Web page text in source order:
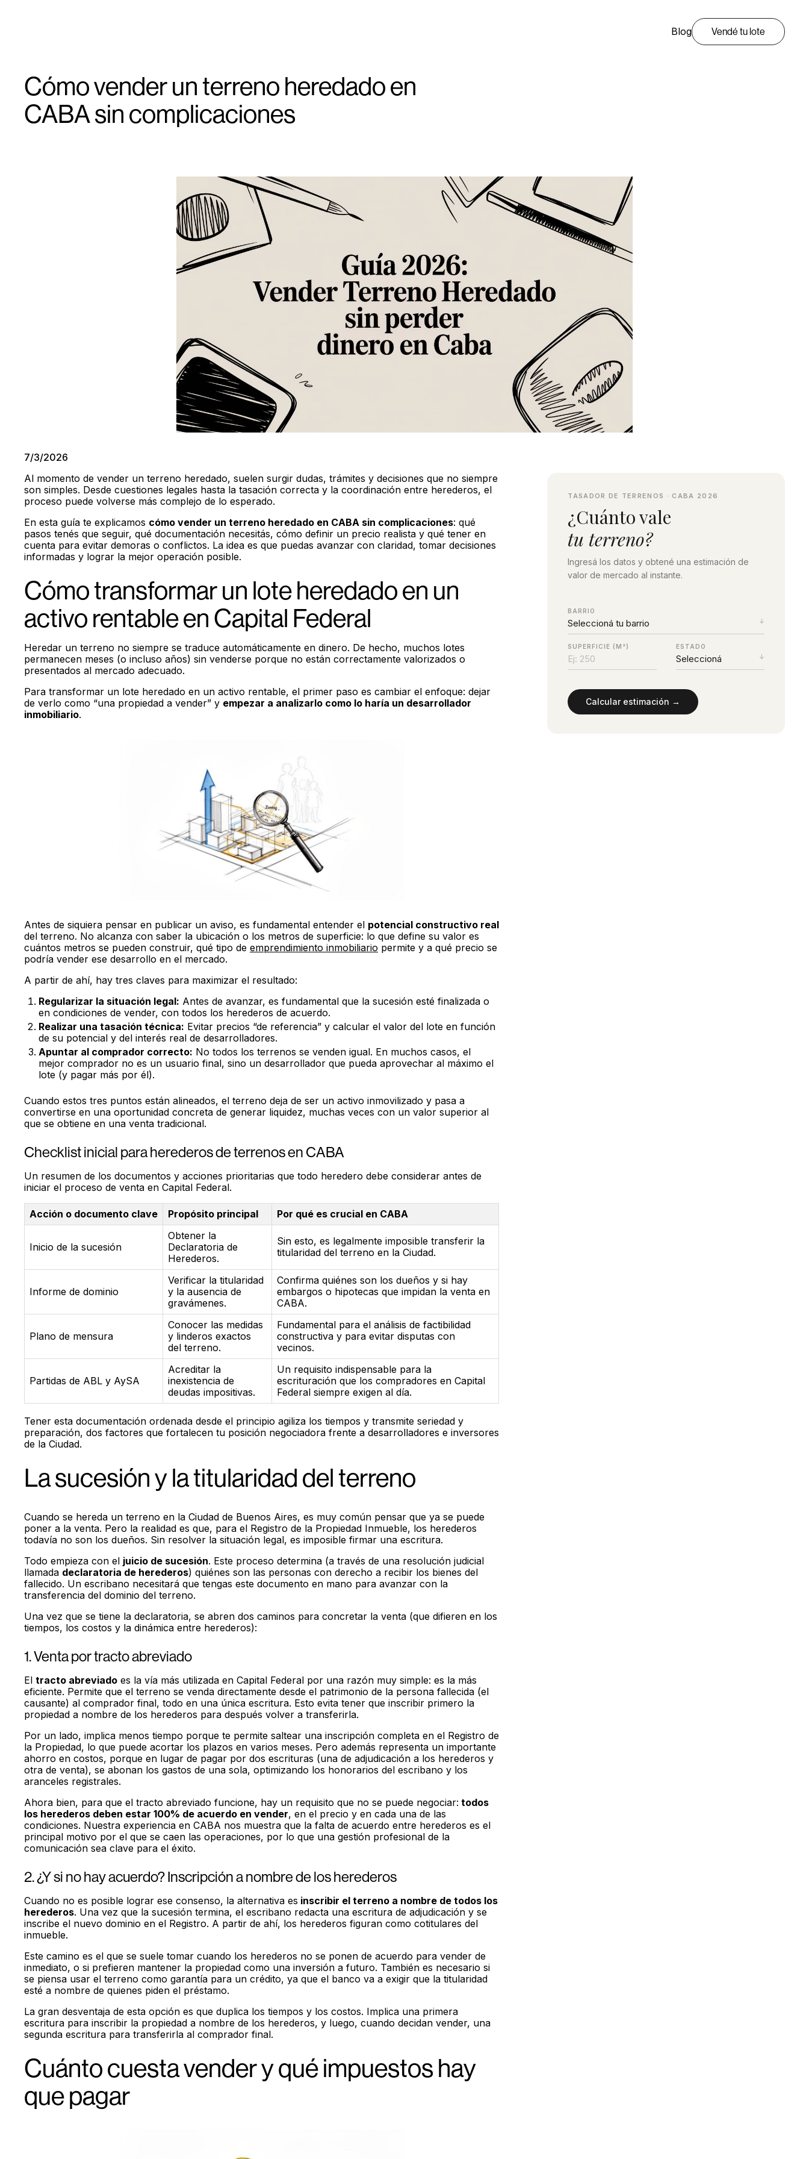
Blog Vendé tu lote
Cómo vender un terreno heredado en
CABA sin complicaciones
7/3/2026
Al momento de vender un terreno heredado, suelen surgir dudas, trámites y decisiones que no siempre
son simples. Desde cuestiones legales hasta la tasación correcta y la coordinación entre herederos, el
proceso puede volverse más complejo de lo esperado.
En esta guía te explicamos cómo vender un terreno heredado en CABA sin complicaciones: qué
pasos tenés que seguir, qué documentación necesitás, cómo definir un precio realista y qué tener en
cuenta para evitar demoras o conflictos. La idea es que puedas avanzar con claridad, tomar decisiones
informadas y lograr la mejor operación posible.
Cómo transformar un lote heredado en un
activo rentable en Capital Federal
Heredar un terreno no siempre se traduce automáticamente en dinero. De hecho, muchos lotes
permanecen meses (o incluso años) sin venderse porque no están correctamente valorizados o
presentados al mercado adecuado.
Para transformar un lote heredado en un activo rentable, el primer paso es cambiar el enfoque: dejar
de verlo como “una propiedad a vender” y empezar a analizarlo como lo haría un desarrollador
inmobiliario.
Antes de siquiera pensar en publicar un aviso, es fundamental entender el potencial constructivo real
del terreno. No alcanza con saber la ubicación o los metros de superficie: lo que define su valor es
cuántos metros se pueden construir, qué tipo de emprendimiento inmobiliario permite y a qué precio se
podría vender ese desarrollo en el mercado.
A partir de ahí, hay tres claves para maximizar el resultado:
Regularizar la situación legal: Antes de avanzar, es fundamental que la sucesión esté finalizada o
en condiciones de vender, con todos los herederos de acuerdo.
Realizar una tasación técnica: Evitar precios “de referencia” y calcular el valor del lote en función
de su potencial y del interés real de desarrolladores.
Apuntar al comprador correcto: No todos los terrenos se venden igual. En muchos casos, el
mejor comprador no es un usuario final, sino un desarrollador que pueda aprovechar al máximo el
lote (y pagar más por él).
Cuando estos tres puntos están alineados, el terreno deja de ser un activo inmovilizado y pasa a
convertirse en una oportunidad concreta de generar liquidez, muchas veces con un valor superior al
que se obtiene en una venta tradicional.
Checklist inicial para herederos de terrenos en CABA
Un resumen de los documentos y acciones prioritarias que todo heredero debe considerar antes de
iniciar el proceso de venta en Capital Federal.
Acción o documento clave Propósito principal Por qué es crucial en CABA
Inicio de la sucesión
Obtener la
Declaratoria de
Herederos.
Sin esto, es legalmente imposible transferir la
titularidad del terreno en la Ciudad.
Informe de dominio
Verificar la titularidad
y la ausencia de
gravámenes.
Confirma quiénes son los dueños y si hay
embargos o hipotecas que impidan la venta en
CABA.
Plano de mensura
Conocer las medidas
y linderos exactos
del terreno.
Fundamental para el análisis de factibilidad
constructiva y para evitar disputas con
vecinos.
Partidas de ABL y AySA
Acreditar la
inexistencia de
deudas impositivas.
Un requisito indispensable para la
escrituración que los compradores en Capital
Federal siempre exigen al día.
Tener esta documentación ordenada desde el principio agiliza los tiempos y transmite seriedad y
preparación, dos factores que fortalecen tu posición negociadora frente a desarrolladores e inversores
de la Ciudad.
La sucesión y la titularidad del terreno
Cuando se hereda un terreno en la Ciudad de Buenos Aires, es muy común pensar que ya se puede
poner a la venta. Pero la realidad es que, para el Registro de la Propiedad Inmueble, los herederos
todavía no son los dueños. Sin resolver la situación legal, es imposible firmar una escritura.
Todo empieza con el juicio de sucesión. Este proceso determina (a través de una resolución judicial
llamada declaratoria de herederos) quiénes son las personas con derecho a recibir los bienes del
fallecido. Un escribano necesitará que tengas este documento en mano para avanzar con la
transferencia del dominio del terreno.
Una vez que se tiene la declaratoria, se abren dos caminos para concretar la venta (que difieren en los
tiempos, los costos y la dinámica entre herederos):
1. Venta por tracto abreviado
El tracto abreviado es la vía más utilizada en Capital Federal por una razón muy simple: es la más
eficiente. Permite que el terreno se venda directamente desde el patrimonio de la persona fallecida (el
causante) al comprador final, todo en una única escritura. Esto evita tener que inscribir primero la
propiedad a nombre de los herederos para después volver a transferirla.
Por un lado, implica menos tiempo porque te permite saltear una inscripción completa en el Registro de
la Propiedad, lo que puede acortar los plazos en varios meses. Pero además representa un importante
ahorro en costos, porque en lugar de pagar por dos escrituras (una de adjudicación a los herederos y
otra de venta), se abonan los gastos de una sola, optimizando los honorarios del escribano y los
aranceles registrales.
Ahora bien, para que el tracto abreviado funcione, hay un requisito que no se puede negociar: todos
los herederos deben estar 100% de acuerdo en vender, en el precio y en cada una de las
condiciones. Nuestra experiencia en CABA nos muestra que la falta de acuerdo entre herederos es el
principal motivo por el que se caen las operaciones, por lo que una gestión profesional de la
comunicación sea clave para el éxito.
2. ¿Y si no hay acuerdo? Inscripción a nombre de los herederos
Cuando no es posible lograr ese consenso, la alternativa es inscribir el terreno a nombre de todos los
herederos. Una vez que la sucesión termina, el escribano redacta una escritura de adjudicación y se
inscribe el nuevo dominio en el Registro. A partir de ahí, los herederos figuran como cotitulares del
inmueble.
Este camino es el que se suele tomar cuando los herederos no se ponen de acuerdo para vender de
inmediato, o si prefieren mantener la propiedad como una inversión a futuro. También es necesario si
se piensa usar el terreno como garantía para un crédito, ya que el banco va a exigir que la titularidad
esté a nombre de quienes piden el préstamo.
La gran desventaja de esta opción es que duplica los tiempos y los costos. Implica una primera
escritura para inscribir la propiedad a nombre de los herederos, y luego, cuando decidan vender, una
segunda escritura para transferirla al comprador final.
Cuánto cuesta vender y qué impuestos hay
que pagar
TASADOR DE TERRENOS · CABA 2026
¿Cuánto vale
tu terreno?
Ingresá los datos y obtené una estimación de
valor de mercado al instante.
BARRIO
SUPERFICIE (M²) ESTADO
Calcular estimación →